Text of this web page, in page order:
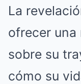
La
ofrecer una
sobre su
cómo su